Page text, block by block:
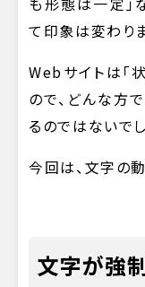
て印象は変わり
Webサイトは「
ので、どんな方
るのではないでし
今回は、文字の
文字が強